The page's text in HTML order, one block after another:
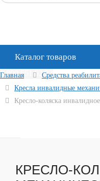
Каталог товаров
8 800 551 02 33
Главная Средства
Кресла инвалидные
Кресло-коляска
КРЕСЛО-